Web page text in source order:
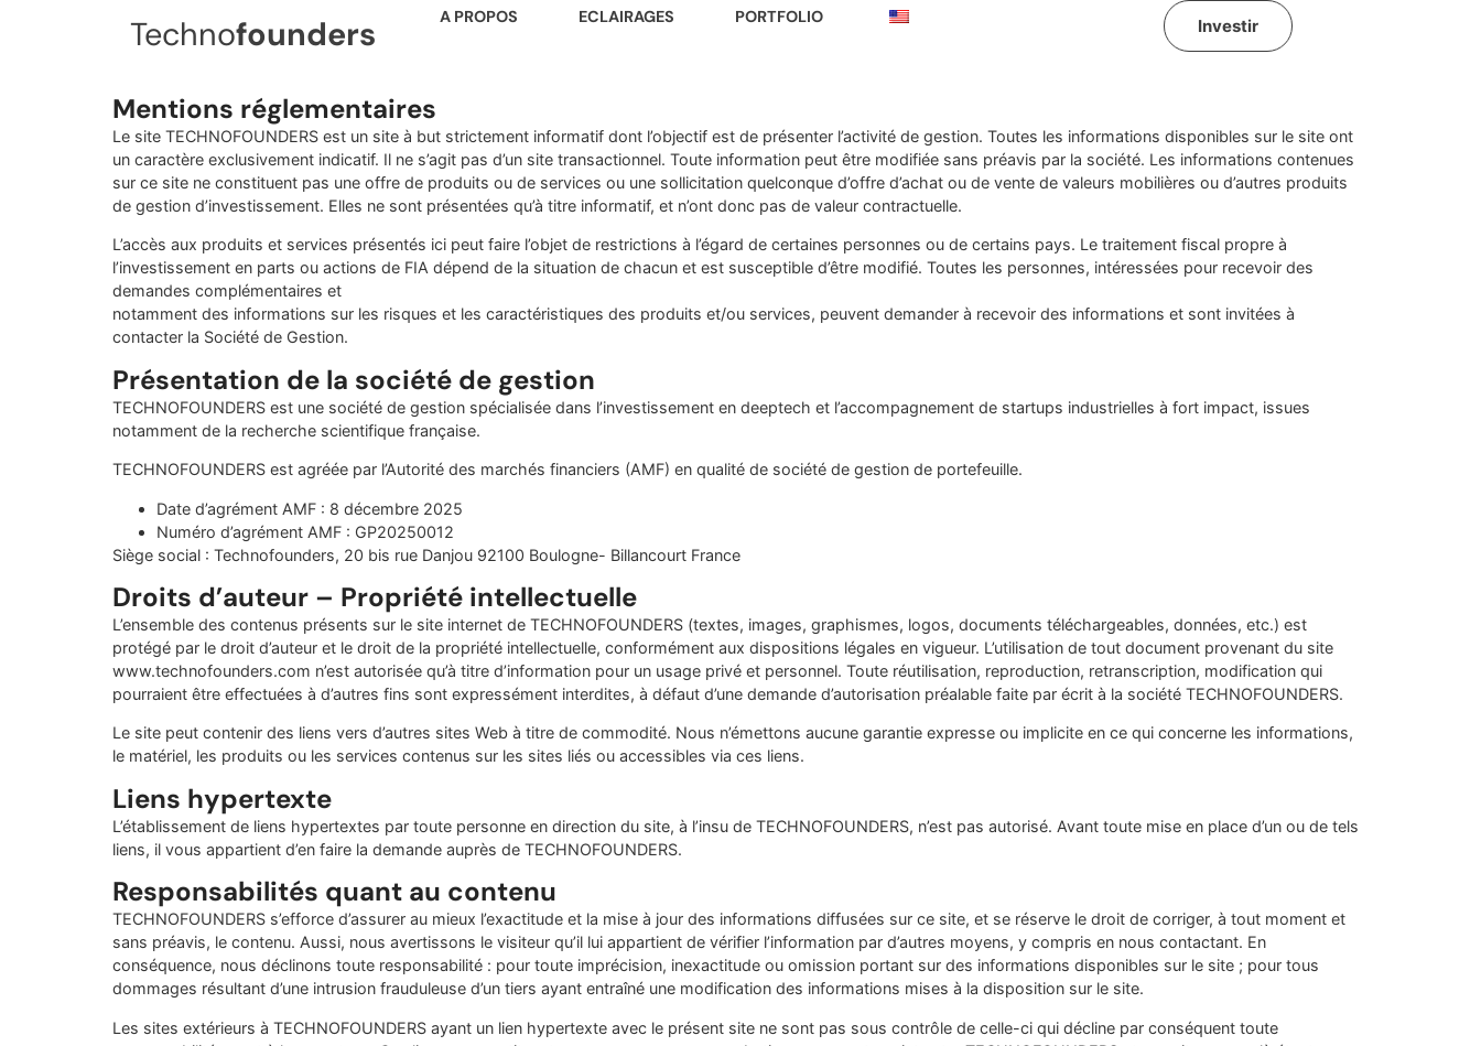
Technofounders A PROPOS ECLAIRAGES PORTFOLIO Investir
Mentions réglementaires
Le site TECHNOFOUNDERS est un site à but strictement informatif dont l’objectif est de présenter l’activité de gestion. Toutes les informations disponibles sur le site ont
un caractère exclusivement indicatif. Il ne s’agit pas d’un site transactionnel. Toute information peut être modifiée sans préavis par la société. Les informations contenues
sur ce site ne constituent pas une offre de produits ou de services ou une sollicitation quelconque d’offre d’achat ou de vente de valeurs mobilières ou d’autres produits
de gestion d’investissement. Elles ne sont présentées qu’à titre informatif, et n’ont donc pas de valeur contractuelle.
L’accès aux produits et services présentés ici peut faire l’objet de restrictions à l’égard de certaines personnes ou de certains pays. Le traitement fiscal propre à
l’investissement en parts ou actions de FIA dépend de la situation de chacun et est susceptible d’être modifié. Toutes les personnes, intéressées pour recevoir des
demandes complémentaires et
notamment des informations sur les risques et les caractéristiques des produits et/ou services, peuvent demander à recevoir des informations et sont invitées à
contacter la Société de Gestion.
Présentation de la société de gestion
TECHNOFOUNDERS est une société de gestion spécialisée dans l’investissement en deeptech et l’accompagnement de startups industrielles à fort impact, issues
notamment de la recherche scientifique française.
TECHNOFOUNDERS est agréée par l’Autorité des marchés financiers (AMF) en qualité de société de gestion de portefeuille.
Date d’agrément AMF : 8 décembre 2025
Numéro d’agrément AMF : GP20250012
Siège social : Technofounders, 20 bis rue Danjou 92100 Boulogne- Billancourt France
Droits d’auteur – Propriété intellectuelle
L’ensemble des contenus présents sur le site internet de TECHNOFOUNDERS (textes, images, graphismes, logos, documents téléchargeables, données, etc.) est
protégé par le droit d’auteur et le droit de la propriété intellectuelle, conformément aux dispositions légales en vigueur. L’utilisation de tout document provenant du site
www.technofounders.com n’est autorisée qu’à titre d’information pour un usage privé et personnel. Toute réutilisation, reproduction, retranscription, modification qui
pourraient être effectuées à d’autres fins sont expressément interdites, à défaut d’une demande d’autorisation préalable faite par écrit à la société TECHNOFOUNDERS.
Le site peut contenir des liens vers d’autres sites Web à titre de commodité. Nous n’émettons aucune garantie expresse ou implicite en ce qui concerne les informations,
le matériel, les produits ou les services contenus sur les sites liés ou accessibles via ces liens.
Liens hypertexte
L’établissement de liens hypertextes par toute personne en direction du site, à l’insu de TECHNOFOUNDERS, n’est pas autorisé. Avant toute mise en place d’un ou de tels
liens, il vous appartient d’en faire la demande auprès de TECHNOFOUNDERS.
Responsabilités quant au contenu
TECHNOFOUNDERS s’efforce d’assurer au mieux l’exactitude et la mise à jour des informations diffusées sur ce site, et se réserve le droit de corriger, à tout moment et
sans préavis, le contenu. Aussi, nous avertissons le visiteur qu’il lui appartient de vérifier l’information par d’autres moyens, y compris en nous contactant. En
conséquence, nous déclinons toute responsabilité : pour toute imprécision, inexactitude ou omission portant sur des informations disponibles sur le site ; pour tous
dommages résultant d’une intrusion frauduleuse d’un tiers ayant entraîné une modification des informations mises à la disposition sur le site.
Les sites extérieurs à TECHNOFOUNDERS ayant un lien hypertexte avec le présent site ne sont pas sous contrôle de celle-ci qui décline par conséquent toute